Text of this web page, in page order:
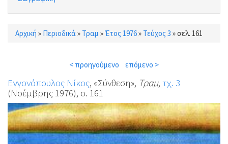
Είστε εδώ
Αρχική » Περιοδικά » Τραμ »Έτος 1976» Τεύχος 3 »σελ. 161
< προηγούμενο επόμενο >
Εγγονόπουλος Νίκος, «Σύνθεση», Τραμ, τχ. 3
(Νοέμβρης 1976), σ. 161